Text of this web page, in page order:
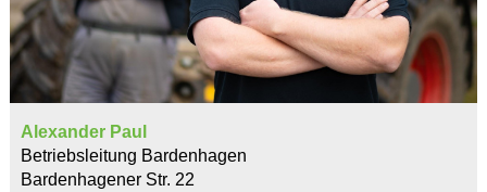
Alexander Paul
Betriebsleitung Bardenhagen
Bardenhagener Str. 22